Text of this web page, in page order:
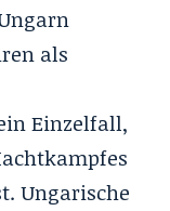
als
Einzelfall,
Ungarische